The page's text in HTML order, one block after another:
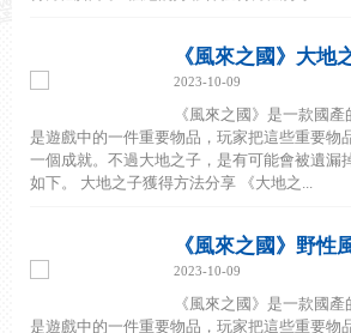
《風來之國》大地
2023-10-09
《風來之國》是一款國
是遊戲中的一件重要物品，玩家把這些重要物
一個成就。不過大地之子，是有可能會被遺漏
如下。 大地之子獲得方法分享 《大地之...
《風來之國》野性
2023-10-09
《風來之國》是一款國
是遊戲中的一件重要物品，玩家把這些重要物